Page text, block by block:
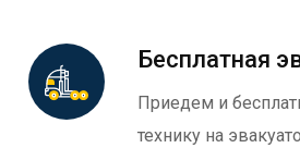
Бесплатная
Приедем и
технику на